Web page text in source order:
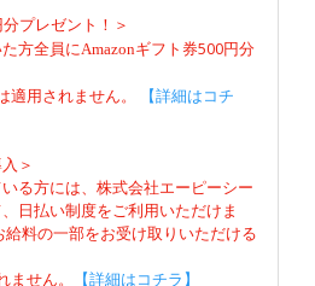
プレゼント！＞
方全員にAmazonギフト券500円分
適用されません。
【詳細はコチ
＞
る方には、株式会社エーピーシー
日払い制度をご利用いただけま
料の一部をお受け取りいただける
せん。
【詳細はコチラ】